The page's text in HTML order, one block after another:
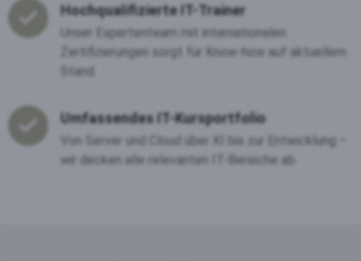
Hochqualifizierte IT-Trainer
Unser Expertenteam mit internationalen
Zertifizierungen sorgt für Know-how auf aktuellem
Stand.
Umfassendes IT-Kursportfolio
Von Server und Cloud über KI bis zur Entwicklung –
wir decken alle relevanten IT-Bereiche ab.